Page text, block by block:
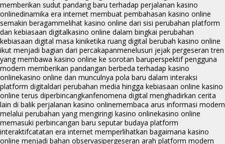
memberikan sudut pandang baru terhadap perjalanan kasino
onlinedinamika era internet membuat pembahasan kasino online
semakin beragammelihat kasino online dari sisi perubahan platform
dan kebiasaan digitalkasino online dalam bingkai perubahan
kebiasaan digital masa kiniketika ruang digital berubah kasino online
ikut menjadi bagian dari percakapanmenelusuri jejak pergeseran tren
yang membawa kasino online ke sorotan baruperspektif pengguna
modern memberikan pandangan berbeda terhadap kasino
onlinekasino online dan munculnya pola baru dalam interaksi
platform digitaldari perubahan media hingga kebiasaan online kasino
online terus diperbincangkanfenomena digital menghadirkan cerita
lain di balik perjalanan kasino onlinemembaca arus informasi modern
melalui perubahan yang mengiringi kasino onlinekasino online
memasuki perbincangan baru seputar budaya platform
interaktifcatatan era internet memperlihatkan bagaimana kasino
online menjadi bahan observasipergeseran arah platform modern